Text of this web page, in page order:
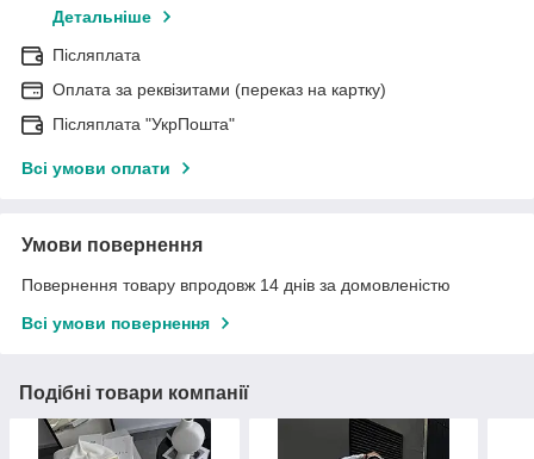
Детальніше
Післяплата
Оплата за реквізитами (переказ на картку)
Післяплата "УкрПошта"
Всі умови оплати
Умови повернення
Повернення товару впродовж 14 днів за домовленістю
Всі умови повернення
Подібні товари компанії